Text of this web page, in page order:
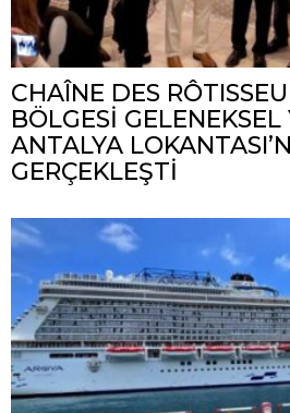
CHAÎNE DES
BÖLGESİ GELENEKSEL
ANTALYA
GERÇEKLEŞTİ